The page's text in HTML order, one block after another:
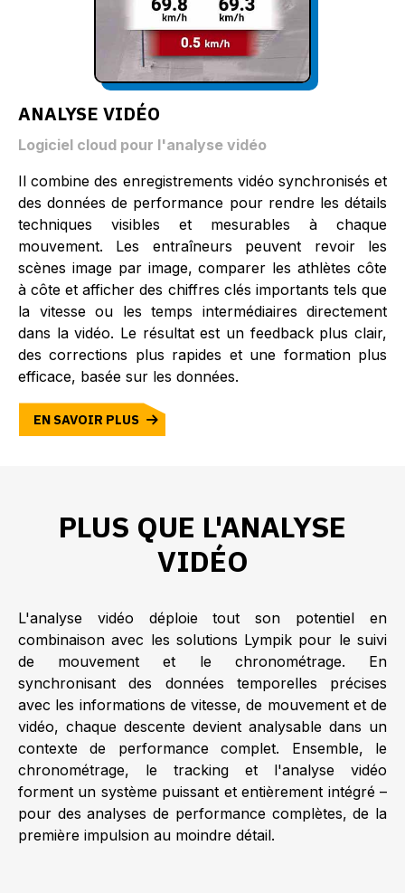
ANALYSE VIDÉO
Logiciel cloud pour l'analyse vidéo
Il combine des enregistrements vidéo synchronisés et
des données de performance pour rendre les détails
techniques visibles et mesurables à chaque
mouvement. Les entraîneurs peuvent revoir les
scènes image par image, comparer les athlètes côte
à côte et afficher des chiffres clés importants tels que
la vitesse ou les temps intermédiaires directement
dans la vidéo. Le résultat est un feedback plus clair,
des corrections plus rapides et une formation plus
efficace, basée sur les données.
EN SAVOIR PLUS
PLUS QUE L'ANALYSE
VIDÉO
L'analyse vidéo déploie tout son potentiel en
combinaison avec les solutions Lympik pour le suivi
de mouvement et le chronométrage. En
synchronisant des données temporelles précises
avec les informations de vitesse, de mouvement et de
vidéo, chaque descente devient analysable dans un
contexte de performance complet. Ensemble, le
chronométrage, le tracking et l'analyse vidéo
forment un système puissant et entièrement intégré –
pour des analyses de performance complètes, de la
première impulsion au moindre détail.